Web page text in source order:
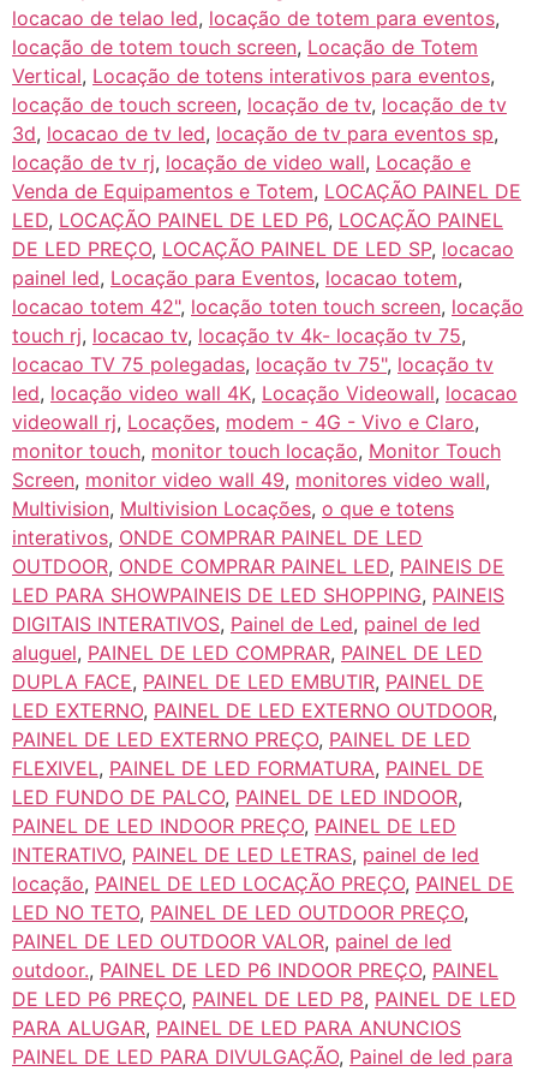
locacao de telao led, locação de totem para eventos,
locação de totem touch screen, Locação de Totem
Vertical, Locação de totens interativos para eventos,
locação de touch screen, locação de tv, locação de tv
3d, locacao de tv led, locação de tv para eventos sp,
locação de tv rj, locação de video wall, Locação e
Venda de Equipamentos e Totem, LOCAÇÃO PAINEL DE
LED, LOCAÇÃO PAINEL DE LED P6, LOCAÇÃO PAINEL
DE LED PREÇO, LOCAÇÃO PAINEL DE LED SP, locacao
painel led, Locação para Eventos, locacao totem,
locacao totem 42", locação toten touch screen, locação
touch rj, locacao tv, locação tv 4k- locação tv 75,
locacao TV 75 polegadas, locação tv 75", locação tv
led, locação video wall 4K, Locação Videowall, locacao
videowall rj, Locações, modem - 4G - Vivo e Claro,
monitor touch, monitor touch locação, Monitor Touch
Screen, monitor video wall 49, monitores video wall,
Multivision, Multivision Locações, o que e totens
interativos, ONDE COMPRAR PAINEL DE LED
OUTDOOR, ONDE COMPRAR PAINEL LED, PAINEIS DE
LED PARA SHOWPAINEIS DE LED SHOPPING, PAINEIS
DIGITAIS INTERATIVOS, Painel de Led, painel de led
aluguel, PAINEL DE LED COMPRAR, PAINEL DE LED
DUPLA FACE, PAINEL DE LED EMBUTIR, PAINEL DE
LED EXTERNO, PAINEL DE LED EXTERNO OUTDOOR,
PAINEL DE LED EXTERNO PREÇO, PAINEL DE LED
FLEXIVEL, PAINEL DE LED FORMATURA, PAINEL DE
LED FUNDO DE PALCO, PAINEL DE LED INDOOR,
PAINEL DE LED INDOOR PREÇO, PAINEL DE LED
INTERATIVO, PAINEL DE LED LETRAS, painel de led
locação, PAINEL DE LED LOCAÇÃO PREÇO, PAINEL DE
LED NO TETO, PAINEL DE LED OUTDOOR PREÇO,
PAINEL DE LED OUTDOOR VALOR, painel de led
outdoor., PAINEL DE LED P6 INDOOR PREÇO, PAINEL
DE LED P6 PREÇO, PAINEL DE LED P8, PAINEL DE LED
PARA ALUGAR, PAINEL DE LED PARA ANUNCIOS
PAINEL DE LED PARA DIVULGAÇÃO, Painel de led para